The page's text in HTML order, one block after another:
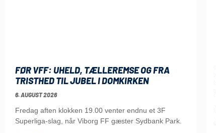
FØR VFF: UHELD, TÆLLEREMSE OG FRA
TRISTHED TIL JUBEL I DOMKIRKEN
6. AUGUST 2026
Fredag aften klokken 19.00 venter endnu et 3F
Superliga-slag, når Viborg FF gæster Sydbank Park.